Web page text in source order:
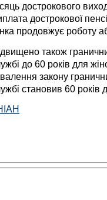
дострокового
дострокової
продовжує роботу
також
до 60 років для
закону
становив 60 років